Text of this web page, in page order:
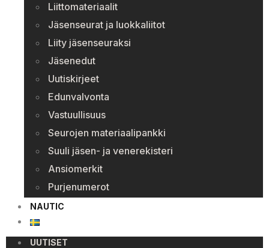
Liittomateriaalit
Jäsenseurat ja luokkaliitot
Liity jäsenseuraksi
Jäsenedut
Uutiskirjeet
Edunvalvonta
Vastuullisuus
Seurojen materiaalipankki
Suuli jäsen- ja venerekisteri
Ansiomerkit
Purjenumerot
NAUTIC
UUTISET